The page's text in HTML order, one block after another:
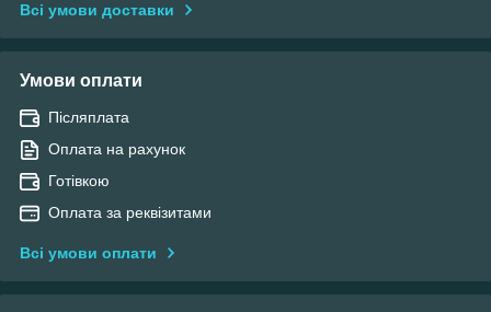
Всі умови доставки
Умови оплати
Післяплата
Оплата на рахунок
Готівкою
Оплата за реквізитами
Всі умови оплати